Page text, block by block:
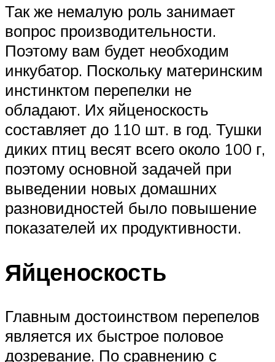
Так же немалую роль занимает
вопрос производительности.
Поэтому вам будет необходим
инкубатор. Поскольку материнским
инстинктом перепелки не
обладают. Их яйценоскость
составляет до 110 шт. в год. Тушки
диких птиц весят всего около 100 г,
поэтому основной задачей при
выведении новых домашних
разновидностей было повышение
показателей их продуктивности.
Яйценоскость
Главным достоинством перепелов
является их быстрое половое
дозревание. По сравнению с